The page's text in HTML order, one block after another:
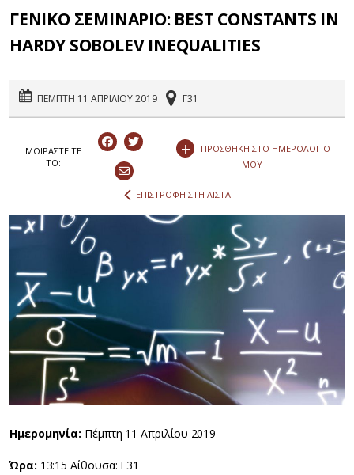
ΓΕΝΙΚΟ ΣΕΜΙΝΑΡΙΟ: BEST CONSTANTS IN
HARDY SOBOLEV INEQUALITIES
ΠΕΜΠΤΗ 11 ΑΠΡΙΛΙΟΥ 2019 Γ31
ΜΟΙΡΑΣΤEIΤΕ
ΤΟ:
+
ΠΡΟΣΘΗΚΗ ΣΤΟ ΗΜΕΡΟΛΟΓΙΟ
ΜΟΥ
ΕΠΙΣΤΡΟΦΗ ΣΤΗ ΛΙΣΤΑ
Ημερομηνία: Πέμπτη 11 Απριλίου 2019
Ώρα: 13:15 Αίθουσα: Γ31